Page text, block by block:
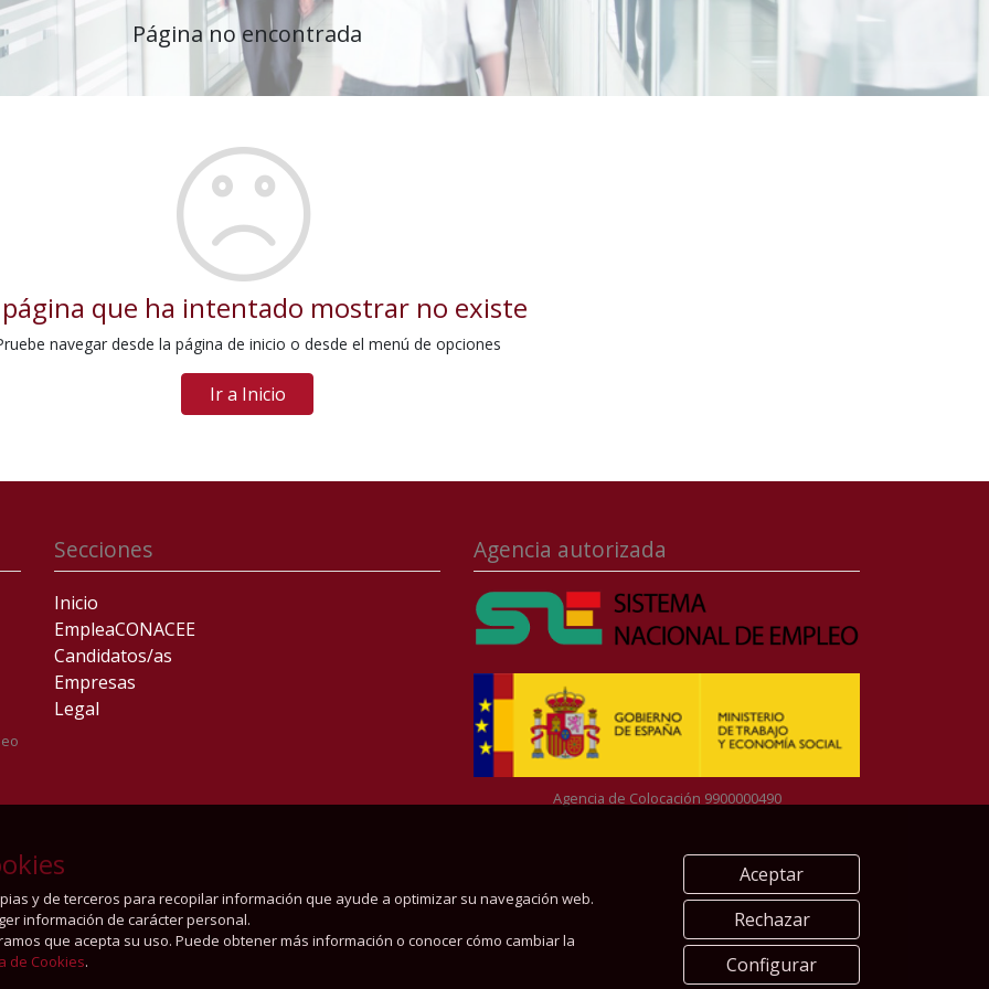
Página no encontrada
que ha intentado mostrar no existe
navegar desde la página de inicio o desde el menú de opciones
Ir a Inicio
Secciones
Inicio
EmpleaCONACEE
Candidatos/as
Empresas
Legal
Agencia autorizada
Agencia de Colocación 9900000490
y de terceros para recopilar información que ayude a optimizar su navegación web.
información de carácter personal.
que acepta su uso. Puede obtener más información o conocer cómo cambiar la
de Cookies.
Aceptar
Rechazar
Configurar